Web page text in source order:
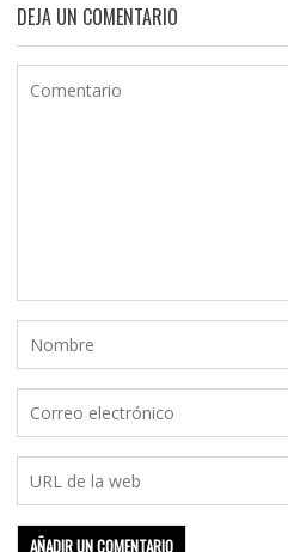
DEJA UN COMENTARIO